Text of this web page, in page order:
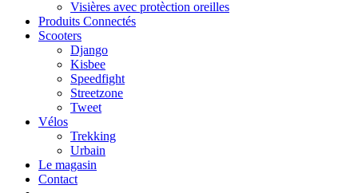
Visières avec protèction oreilles
Produits Connectés
Scooters
Django
Kisbee
Speedfight
Streetzone
Tweet
Vélos
Trekking
Urbain
Le magasin
Contact